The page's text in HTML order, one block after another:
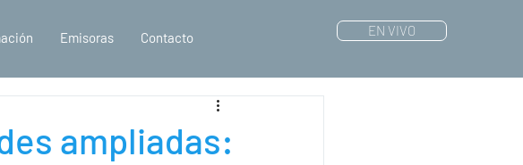
Emisoras Contacto EN VIVO
ampliadas: